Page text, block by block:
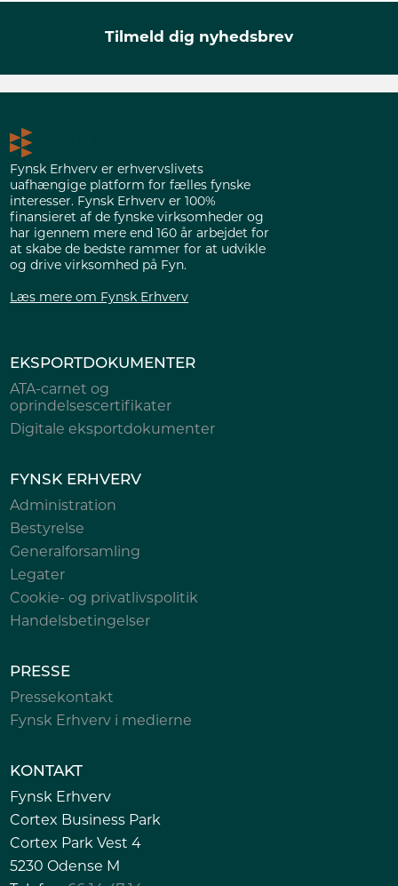
Tilmeld dig nyhedsbrev
Fynsk Erhverv er erhvervslivets
uafhængige platform for fælles fynske
interesser. Fynsk Erhverv er 100%
finansieret af de fynske virksomheder og
har igennem mere end 160 år arbejdet for
at skabe de bedste rammer for at udvikle
og drive virksomhed på Fyn.
Læs mere om Fynsk Erhverv
EKSPORTDOKUMENTER
ATA-carnet og
oprindelsescertifikater
Digitale eksportdokumenter
FYNSK ERHVERV
Administration
Bestyrelse
Generalforsamling
Legater
Cookie- og privatlivspolitik
Handelsbetingelser
PRESSE
Pressekontakt
Fynsk Erhverv i medierne
KONTAKT
Fynsk Erhverv
Cortex Business Park
Cortex Park Vest 4
5230 Odense M